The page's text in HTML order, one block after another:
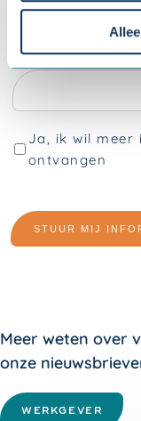
Om uw
Meer weten over
onze
WERKGEVER